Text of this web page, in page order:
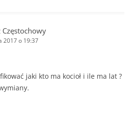
Częstochowy
2017 o 19:37
jaki kto ma kocioł i ile ma lat ?